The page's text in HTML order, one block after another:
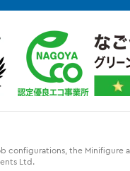
configurations, the Minifigure
Ltd.